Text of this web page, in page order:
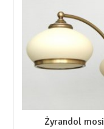
Żyrandol